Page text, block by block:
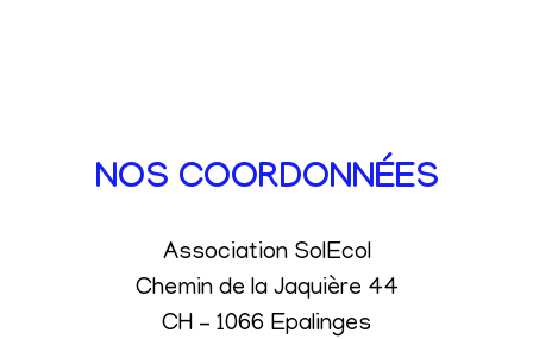
NOS COORDONNÉES
Association SolEcol
Chemin de la Jaquière 44
CH – 1066 Epalinges